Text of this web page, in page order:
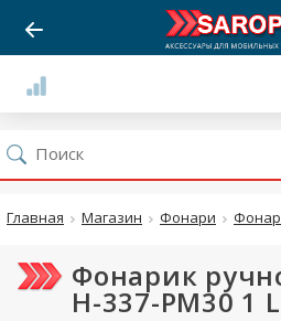
Главная Магазин Фонари
Фонарик
H-337-PM30 1